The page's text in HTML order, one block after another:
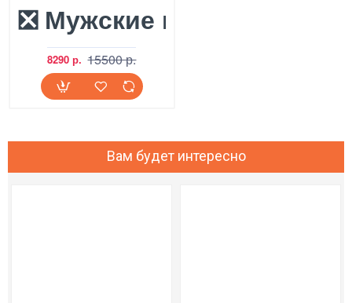
❎ Мужские мокасины
8290 р. 15500 р.
Вам будет интересно